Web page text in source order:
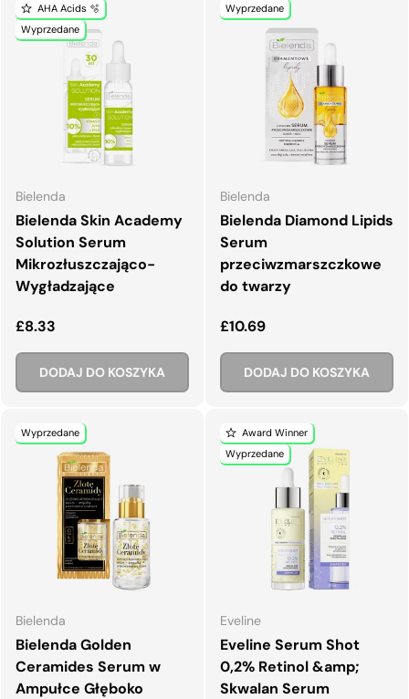
AHA Acids 🫧
Wyprzedane
Bielenda
Bielenda Skin Academy
Solution Serum
Mikrozłuszczająco-
Wygładzające
Normalna cena
£8.33
DODAJ DO KOSZYKA
Wyprzedane
Bielenda
Bielenda Diamond Lipids
Serum
przeciwzmarszczkowe
do twarzy
Normalna cena
£10.69
DODAJ DO KOSZYKA
Wyprzedane
Bielenda
Bielenda Golden
Ceramides Serum w
Ampułce Głęboko
Award Winner
Wyprzedane
Eveline
Eveline Serum Shot
0,2% Retinol &amp;
Skwalan Serum